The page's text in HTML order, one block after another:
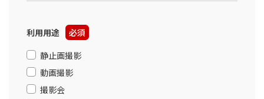
利用用途
必須
静止画撮影
動画撮影
撮影会